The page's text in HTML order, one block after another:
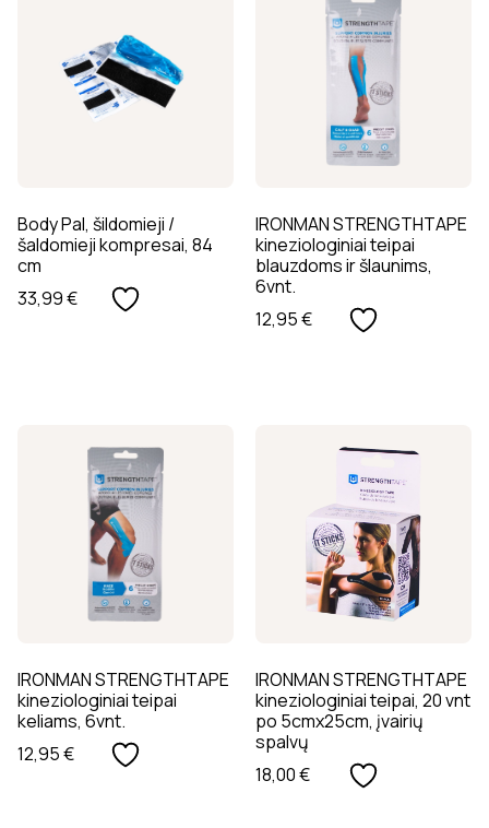
Body Pal, šildomieji /
šaldomieji kompresai, 84
cm
33,99€
IRONMAN STRENGTHTAPE
kineziologiniai teipai
blauzdoms ir šlaunims,
6vnt.
12,95€
IRONMAN STRENGTHTAPE
kineziologiniai teipai
keliams, 6vnt.
12,95€
IRONMAN STRENGTHTAPE
kineziologiniai teipai, 20 vnt
po 5cmx25cm, įvairių
spalvų
18,00€